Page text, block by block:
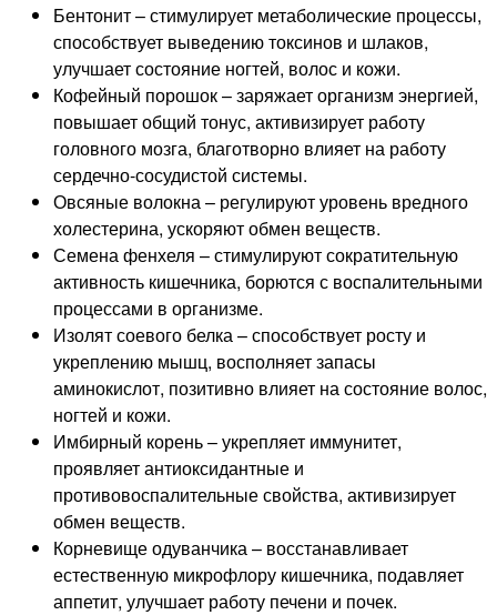
Бентонит – стимулирует метаболические процессы,
способствует выведению токсинов и шлаков,
улучшает состояние ногтей, волос и кожи.
Кофейный порошок – заряжает организм энергией,
повышает общий тонус, активизирует работу
головного мозга, благотворно влияет на работу
сердечно-сосудистой системы.
Овсяные волокна – регулируют уровень вредного
холестерина, ускоряют обмен веществ.
Семена фенхеля – стимулируют сократительную
активность кишечника, борются с воспалительными
процессами в организме.
Изолят соевого белка – способствует росту и
укреплению мышц, восполняет запасы
аминокислот, позитивно влияет на состояние волос,
ногтей и кожи.
Имбирный корень – укрепляет иммунитет,
проявляет антиоксидантные и
противовоспалительные свойства, активизирует
обмен веществ.
Корневище одуванчика – восстанавливает
естественную микрофлору кишечника, подавляет
аппетит, улучшает работу печени и почек.